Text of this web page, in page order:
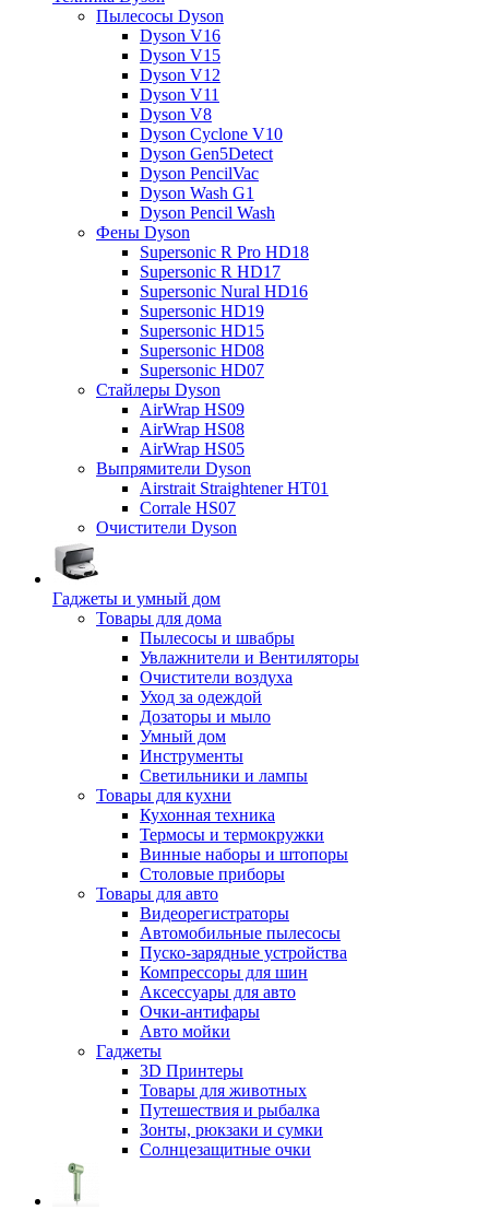
Пылесосы Dyson
Dyson V16
Dyson V15
Dyson V12
Dyson V11
Dyson V8
Dyson Cyclone V10
Dyson Gen5Detect
Dyson PencilVac
Dyson Wash G1
Dyson Pencil Wash
Фены Dyson
Supersonic R Pro HD18
Supersonic R HD17
Supersonic Nural HD16
Supersonic HD19
Supersonic HD15
Supersonic HD08
Supersonic HD07
Стайлеры Dyson
AirWrap HS09
AirWrap HS08
AirWrap HS05
Выпрямители Dyson
Airstrait Straightener HT01
Corrale HS07
Очистители Dyson
Гаджеты и умный дом
Товары для дома
Пылесосы и швабры
Увлажнители и Вентиляторы
Очистители воздуха
Уход за одеждой
Дозаторы и мыло
Умный дом
Инструменты
Светильники и лампы
Товары для кухни
Кухонная техника
Термосы и термокружки
Винные наборы и штопоры
Столовые приборы
Товары для авто
Видеорегистраторы
Автомобильные пылесосы
Пуско-зарядные устройства
Компрессоры для шин
Аксессуары для авто
Очки-антифары
Авто мойки
Гаджеты
3D Принтеры
Товары для животных
Путешествия и рыбалка
Зонты, рюкзаки и сумки
Солнцезащитные очки